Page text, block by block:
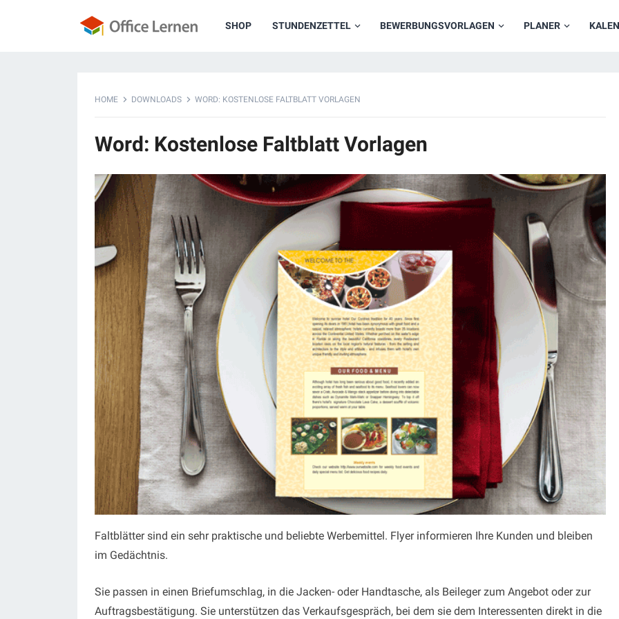
SHOP STUNDENZETTEL BEWERBUNGSVORLAGEN PLANER
HOME DOWNLOADS WORD: KOSTENLOSE FALTBLATT VORLAGEN
Word: Kostenlose Faltblatt Vorlagen
Faltblätter sind ein sehr praktische und beliebte Werbemittel. Flyer informieren Ihre Kunden und bleiben
im Gedächtnis.
Sie passen in einen Briefumschlag, in die Jacken- oder Handtasche, als Beileger zum Angebot oder zur
Auftragsbestätigung. Sie unterstützen das Verkaufsgespräch, bei dem sie dem Interessenten direkt in die